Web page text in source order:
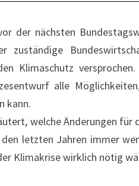
der nächsten
zuständige
Klimaschutz
alle
kann.
welche Änderungen
letzten Jahren immer
Klimakrise wirklich nötig